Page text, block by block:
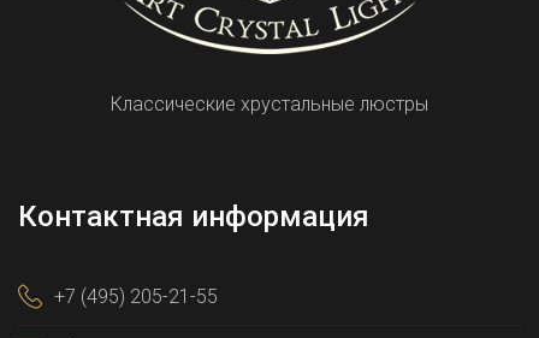
Классические хрустальные люстры
Контактная информация
+7 (495) 205-21-55